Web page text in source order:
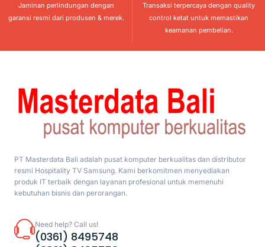
Jaminan perlindungan dengan
garansi resmi dari produsen & merek.
Transaksi terpercaya dengan quality
control ketat untuk memastikan
keamanan pembelian.
PT Masterdata Bali adalah pusat komputer berkualitas dan distributor
resmi Hospitality TV Samsung. Kami berkomitmen menyediakan
produk IT terbaik dengan layanan profesional untuk memenuhi
kebutuhan bisnis dan perorangan.
Need help? Call us!
(0361) 8495748